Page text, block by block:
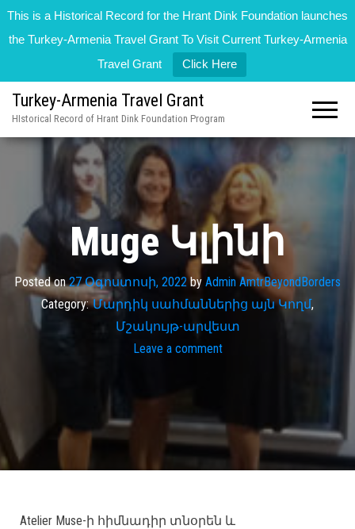
This is a Historical Record for the Hrant Dink Foundation launches
the Turkey-Armenia Travel Grant To Visit Current Turkey-Armenia
Travel Grant
Click Here
Turkey-Armenia Travel Grant
HIstorical Record of Hrant Dink Foundation Program
Muge Կլինի
Posted on27 Օգոստոսի, 2022by Admin AmtrBeyondBorders
Category: Մարդիկ սահմաններից այն Կողմ,
Մշակույթ-արվեստ
Leave a comment
Atelier Muse-ի հիմնադիր տնօրեն և